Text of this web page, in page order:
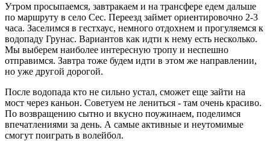
Утром просыпаемся, завтракаем и на трансфере едем дальше
по маршруту в село Сес. Переезд займет ориентировочно 2-3
часа. Заселимся в гестхаус, немного отдохнем и прогуляемся к
водопаду Грунас. Вариантов как идти к нему есть несколько.
Мы выберем наиболее интересную тропу и неспешно
отправимся. Завтра тоже будем идти в этом же направлении,
но уже другой дорогой.
После водопада кто не сильно устал, сможет еще зайти на
мост через каньон. Советуем не лениться - там очень красиво.
По возвращению сытно и вкусно поужинаем, поделимся
впечатлениями за день. А самые активные и неутомимые
смогут поиграть в волейбол.